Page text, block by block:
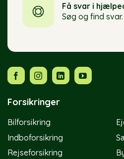
Få svar i
Søg og find svar.
Forsikringer
Bilforsikring
Indboforsikring
Rejseforsikring